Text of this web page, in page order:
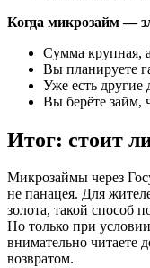
Когда микрозайм —
Сумма крупная,
Вы планируете
Уже есть другие
Вы берёте займ,
Итог: стоит
Микрозаймы через
не панацея. Для
золота, такой способ
Но только при
внимательно читаете
возвратом.